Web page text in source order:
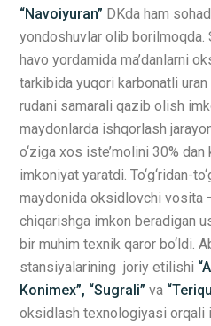
“Navoiyuran” DKda ham
yondoshuvlar olib borilmoqda.
havo yordamida ma’danlarni
tarkibida yuqori karbonatli
rudani samarali qazib olish
maydonlarda ishqorlash
o‘ziga xos iste’molini 30%
imkoniyat yaratdi. To‘g‘ridan-
maydonida oksidlovchi vosita
chiqarishga imkon beradigan
bir muhim texnik qaror bo‘ldi.
stansiyalarining joriy etilishi
Konimex”, “Sugrali” va
oksidlash texnologiyasi orqali